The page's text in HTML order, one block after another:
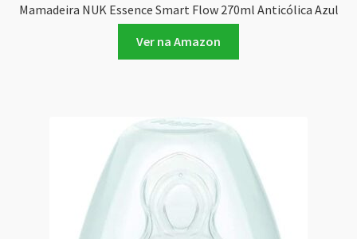
Mamadeira NUK Essence Smart Flow 270ml Anticólica Azul
Ver na Amazon